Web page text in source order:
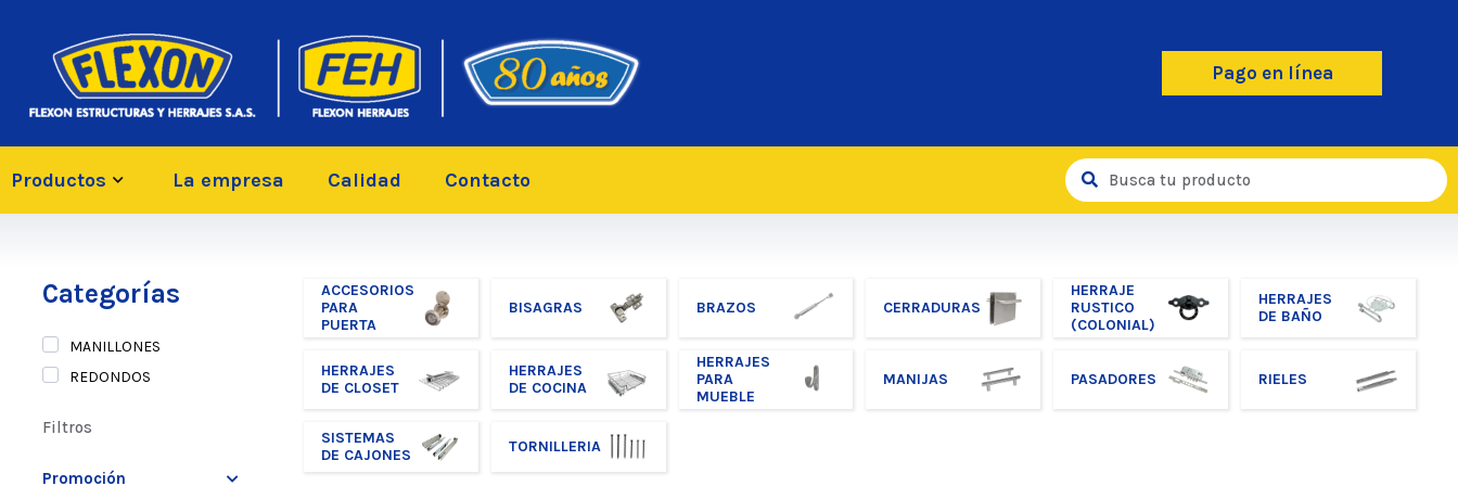
Pago en línea
Productos La empresa Calidad Contacto
Categorías
MANILLONES
REDONDOS
Filtros
Promoción
ACCESORIOS
PARA
PUERTA
BISAGRAS BRAZOS CERRADURAS
HERRAJE
RUSTICO
(COLONIAL)
HERRAJES
DE BAÑO
HERRAJES
DE CLOSET
HERRAJES
DE COCINA
HERRAJES
PARA
MUEBLE
MANIJAS PASADORES RIELES
SISTEMAS
DE CAJONES
TORNILLERIA